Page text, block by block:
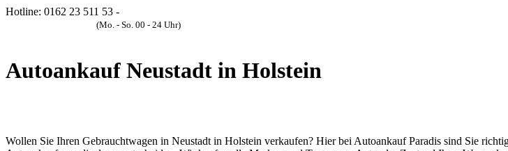
Hotline: 0162 23 511 53 -
(Mo. - So. 00 - 24 Uhr)
Autoankauf Neustadt in Holstein
Wollen Sie Ihren Gebrauchtwagen in Neustadt in Holstein verkaufen? Hier bei Autoankauf Paradis sind Sie